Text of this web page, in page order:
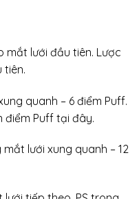
mắt lưới đầu tiên. Lược
tiên.
quanh – 6 điểm Puff.
điểm Puff tại đây.
lưới xung quanh – 12